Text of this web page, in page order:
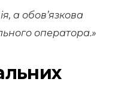
а обов’язкова
оператора.»